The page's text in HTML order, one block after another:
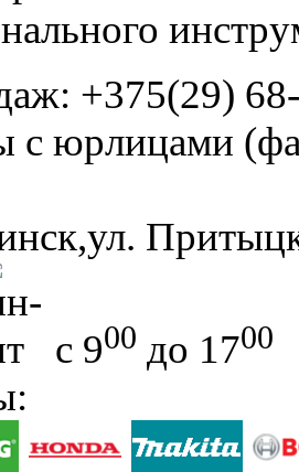
+375(29)
с юрлицами
с 900 до 1700